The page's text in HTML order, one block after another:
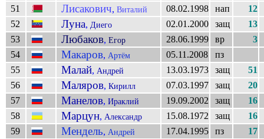
51
Лисакович, Виталий 08.02.1998 нап
12
52
Луна, Диего 02.01.2000 защ
13
53
Любаков, Егор 28.06.1999 вр
3
54
Макаров, Артём 05.11.2008
пз
55
Малай, Андрей 13.03.1973 защ
51
56
Маляров, Кирилл 07.03.1997 защ
20
57
Манелов, Ираклий 19.09.2002 защ
16
58
Марцун, Александр 15.08.1972 защ
16
59
Мендель, Андрей 17.04.1995 пз
17